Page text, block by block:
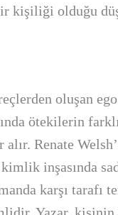
kişiliği olduğu
oluşan
ötekilerin
alır. Renate
inşasında
karşı tarafı